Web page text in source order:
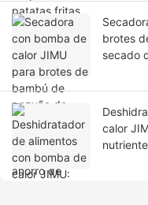
brotes
secado
calor